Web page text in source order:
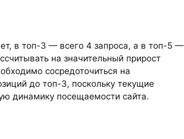
в топ-3 — всего 4 запроса, а в топ-5 —
на значительный прирост
сосредоточиться на
до топ-3, поскольку текущие
динамику посещаемости сайта.